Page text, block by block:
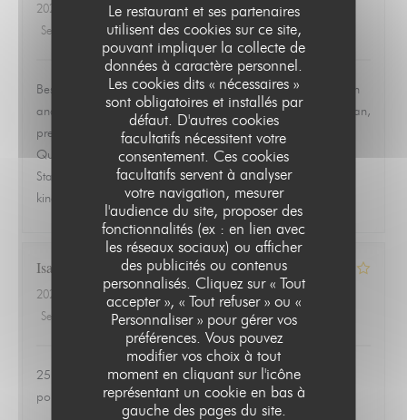
Le restaurant et ses partenaires
utilisent des cookies sur ce site,
pouvant impliquer la collecte de
données à caractère personnel.
Les cookies dits « nécessaires »
sont obligatoires et installés par
défaut. D'autres cookies
facultatifs nécessitent votre
consentement. Ces cookies
facultatifs servent à analyser
votre navigation, mesurer
l'audience du site, proposer des
fonctionnalités (ex : en lien avec
les réseaux sociaux) ou afficher
des publicités ou contenus
personnalisés. Cliquez sur « Tout
accepter », « Tout refuser » ou «
Personnaliser » pour gérer vos
préférences. Vous pouvez
modifier vos choix à tout
moment en cliquant sur l'icône
représentant un cookie en bas à
gauche des pages du site.
2026-06-19
- 19:30 - Couverts 2
Service
Ambiance : 5/5 Cuisine: 5/5 Qualité / Prix
Best meal we had in Paris. Ordered the ravioles de Saint Jean
and the quenelle de brochet and both were exceptional. Clean,
precise, and full of flavor without trying to overwork the dish.
Quiet, quaint room that feels tucked away from everything.
Staff was warm, attentive, and never overbearing. This is the
kind of place you remember and go back to.
Isabelle
2026-06-24
- 20:00 - Couverts 3
Service
Ambiance: 1/5 Cuisine: 1/5 Qualité / Prix
25 euros une salade de tomates avec 3 petits morceaux de
poulet 😱